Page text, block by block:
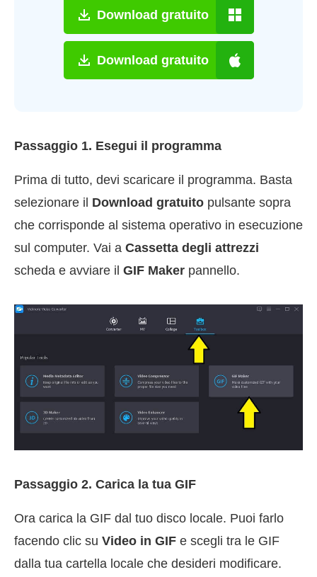
Download gratuito
Download gratuito
Passaggio 1. Esegui il programma
Prima di tutto, devi scaricare il programma. Basta
selezionare il Download gratuito pulsante sopra
che corrisponde al sistema operativo in esecuzione
sul computer. Vai a Cassetta degli attrezzi
scheda e avviare il GIF Maker pannello.
Passaggio 2. Carica la tua GIF
Ora carica la GIF dal tuo disco locale. Puoi farlo
facendo clic su Video in GIF e scegli tra le GIF
dalla tua cartella locale che desideri modificare.